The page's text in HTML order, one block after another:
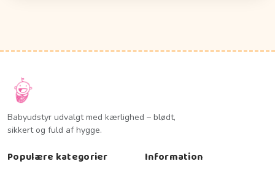
Babyudstyr udvalgt med kærlighed – blødt,
sikkert og fuld af hygge.
Populære kategorier Information